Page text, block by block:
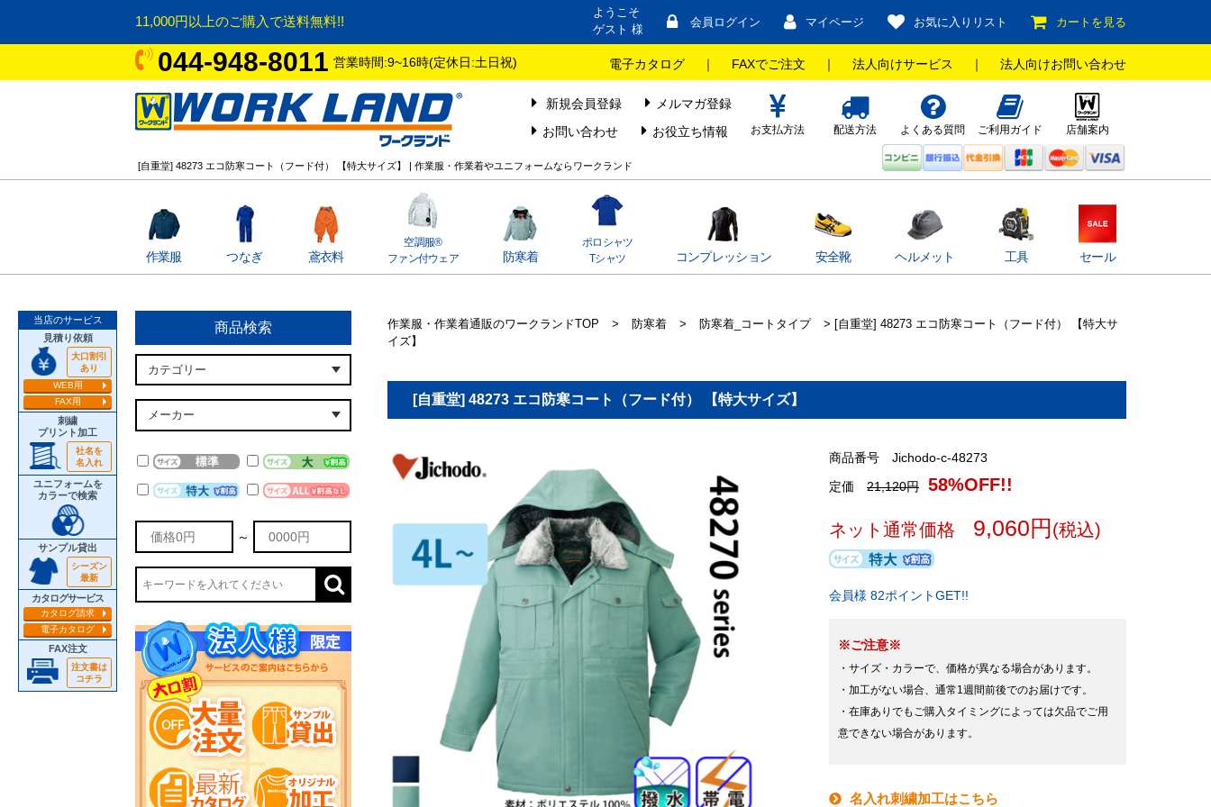
11,000円以上のご購入で送料無料!!
ようこそ
ゲスト 様
会員ログイン マイページ お気に入りリスト カートを見る
044-948-8011 営業時間:9~16時(定休日:土日祝) 電子カタログ ｜ FAXでご注文 ｜ 法人向けサービス ｜ 法人向けお問い合わせ
新規会員登録
メルマガ登録
お問い合わせ
お役立ち情報 お支払方法 配送方法 よくある質問 ご利用ガイド 店舗案内
[自重堂] 48273 エコ防寒コート（フード付） 【特大サイズ】 | 作業服・作業着やユニフォームならワークランド
作業服 つなぎ 鳶衣料
空調服®
ファン付ウェア
防寒着
ポロシャツ
Tシャツ
コンプレッション 安全靴 ヘルメット 工具 セール
当店のサービス
見積り依頼
大口割引
あり
WEB用
FAX用
刺繍
プリント加工
社名を
名入れ
ユニフォームを
カラーで検索
サンプル貸出
シーズン
最新
カタログサービス
カタログ請求
電子カタログ
FAX注文
注文書は
コチラ
商品検索
～
作業服・作業着通販のワークランドTOP > 防寒着 > 防寒着_コートタイプ
> [自重堂] 48273 エコ防寒コート（フード付） 【特大サ
イズ】
[自重堂] 48273 エコ防寒コート（フード付） 【特大サイズ】
商品番号 Jichodo-c-48273
定価 21,120円 58%OFF!!
ネット通常価格 9,060円 (税込)
会員様 82ポイントGET!!
※ご注意※
・サイズ・カラーで、価格が異なる場合があります。
・加工がない場合、通常1週間前後でのお届けです。
・在庫ありでもご購入タイミングによっては欠品でご用
意できない場合があります。
名入れ刺繍加工はこちら